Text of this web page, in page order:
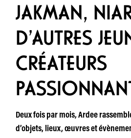
JAKMAN,
D’AUTRES
CRÉATEURS
Deux fois par mois, Ardee
d’objets, lieux, œuvres et